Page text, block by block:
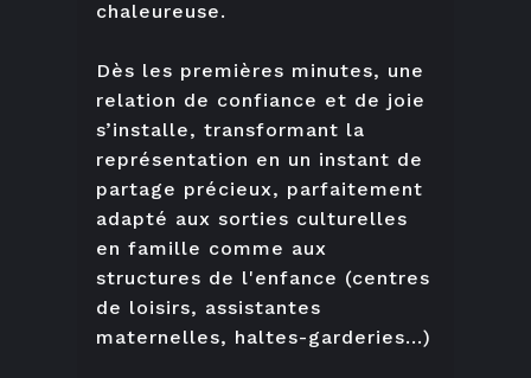
chaleureuse.
Dès les premières minutes, une
relation de confiance et de joie
s’installe, transformant la
représentation en un instant de
partage précieux, parfaitement
adapté aux sorties culturelles
en famille comme aux
structures de l'enfance (centres
de loisirs, assistantes
maternelles, haltes-garderies...)